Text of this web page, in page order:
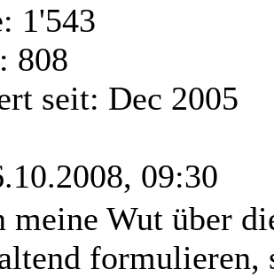
1'543
808
seit: Dec 2005
09:30
meine Wut über
formulieren,